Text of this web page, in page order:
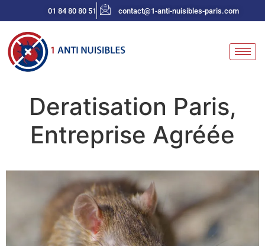
01 84 80 80 51 contact@1-anti-nuisibles-paris.com
Deratisation Paris,
Entreprise Agréée